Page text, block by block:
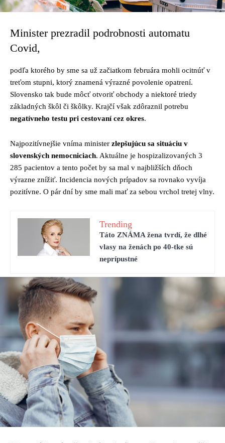
Minister prezradil podrobnosti automatu
Covid,
podľa ktorého by sme sa už začiatkom februára mohli ocitnúť v
treťom stupni, ktorý znamená výrazné povolenie opatrení.
Slovensko tak bude môcť otvoriť obchody a niektoré triedy
základných škôl či škôlky. Krajčí však zdôraznil potrebu
negatívneho testu pri cestovaní cez okres.
Najpozitívnejšie vníma minister zlepšujúcu sa situáciu v
slovenských nemocniciach. Aktuálne je hospizalizovaných 3
285 pacientov a tento počet by sa mal v najbližších dňoch
výrazne znížiť. Incidencia nových prípadov sa rovnako vyvíja
pozitívne. O pár dní by sme mali mať za sebou vrchol tretej vlny.
Trending
Táto ZNÁMA žena tvrdí, že dlhé
vlasy na ženách po 40-tke sú
neprípustné